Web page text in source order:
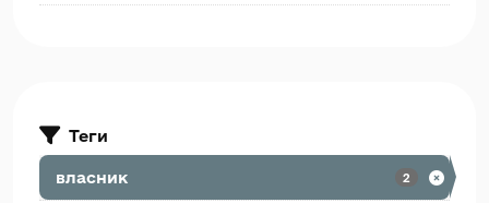
Теги
власник 2